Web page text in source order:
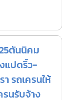
ตันนิคม
แปดริ้ว-
า รถเครนให้
รนรับจ้าง